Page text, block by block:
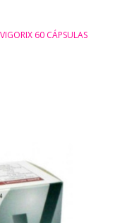
VIGORIX 60 CÁPSULAS